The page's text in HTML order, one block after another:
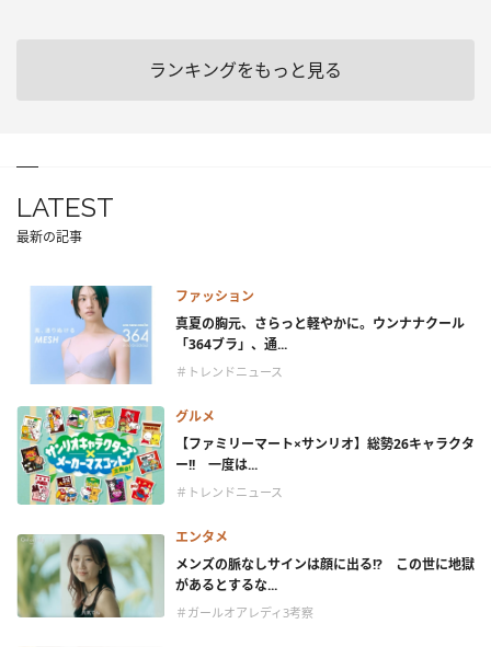
ランキングをもっと見る
LATEST
最新の記事
ファッション
真夏の胸元、さらっと軽やかに。ウンナナクール
「364ブラ」、通...
＃トレンドニュース
グルメ
【ファミリーマート×サンリオ】総勢26キャラクタ
ー!! 一度は...
＃トレンドニュース
エンタメ
メンズの脈なしサインは顔に出る!? この世に地獄
があるとするな...
＃ガールオアレディ3考察